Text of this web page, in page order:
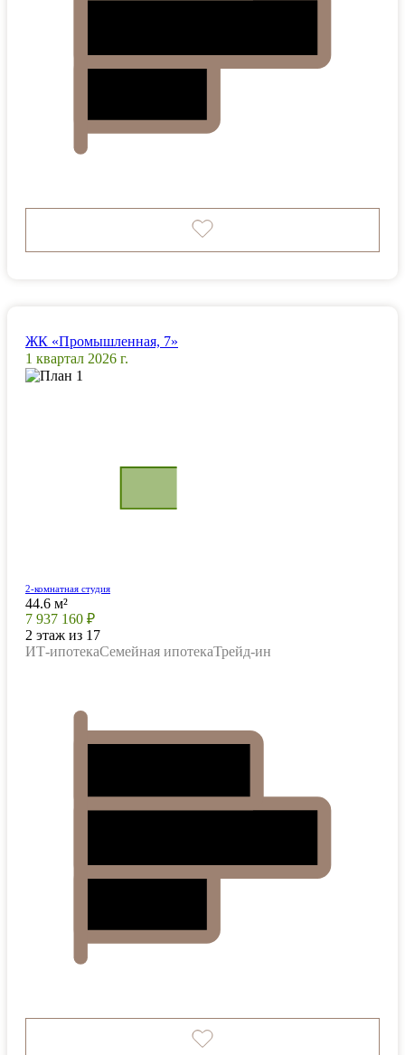
ЖК «Промышленная, 7»
1 квартал 2026 г.
2-комнатная студия
44.6 м²
7 937 160 ₽
2 этаж из 17
ИТ-ипотекаСемейная ипотекаТрейд-ин